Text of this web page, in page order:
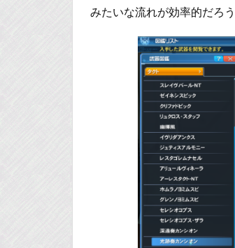
みたいな流れが効率的だろ